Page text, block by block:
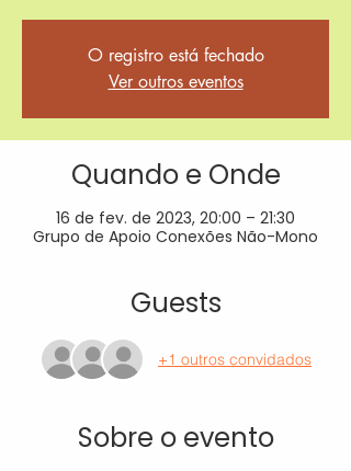
O registro está fechado
Ver outros eventos
Quando e Onde
16 de fev. de 2023, 20:00 – 21:30
Grupo de Apoio Conexões Não-Mono
Guests
+1 outros convidados
Sobre o evento